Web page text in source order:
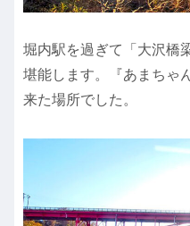
堀内駅を過ぎて「大沢橋
堪能します。『あまちゃ
来た場所でした。